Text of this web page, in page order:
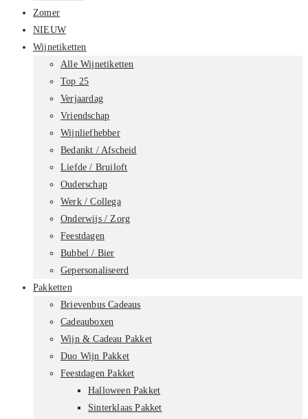
Zomer
NIEUW
Wijnetiketten
Alle Wijnetiketten
Top 25
Verjaardag
Vriendschap
Wijnliefhebber
Bedankt / Afscheid
Liefde / Bruiloft
Ouderschap
Werk / Collega
Onderwijs / Zorg
Feestdagen
Bubbel / Bier
Gepersonaliseerd
Pakketten
Brievenbus Cadeaus
Cadeauboxen
Wijn & Cadeau Pakket
Duo Wijn Pakket
Feestdagen Pakket
Halloween Pakket
Sinterklaas Pakket